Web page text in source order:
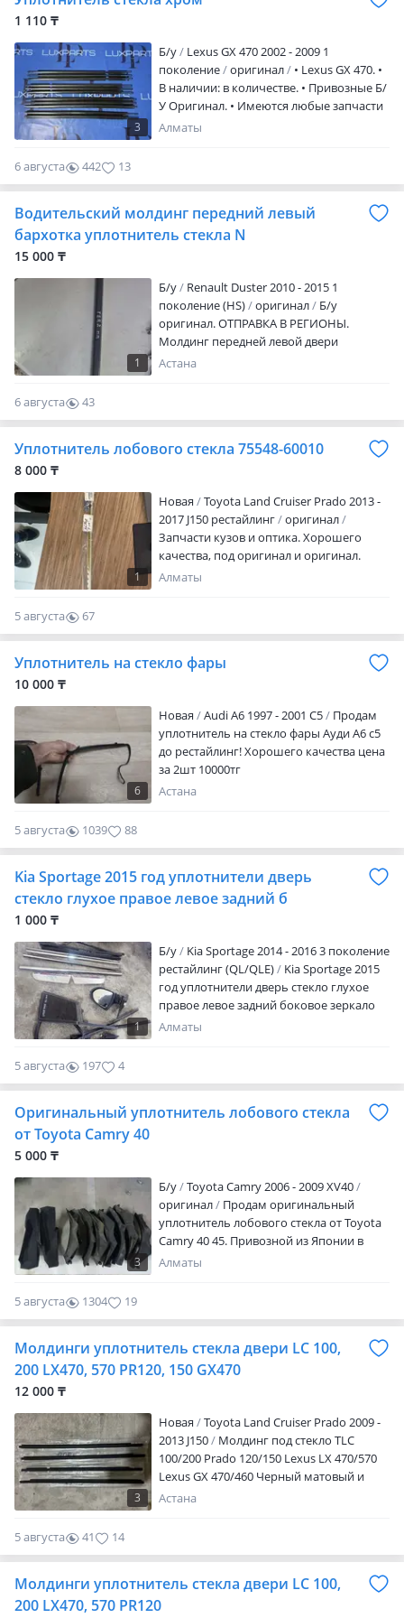
1 110 ₸
3
Б/y
Lexus GX 470 2002 - 2009 1
поколение
оригинал
• Lexus GX 470. •
В наличии: в количестве. • Привозные Б/
У Оригинал. • Имеются любые запчасти
на Lexus GX/Prado120, большой склад
Алматы
6 августа 442 13
Водительский молдинг передний левый
бархотка уплотнитель стекла N
15 000 ₸
1
Б/y
Renault Duster 2010 - 2015 1
поколение (HS)
оригинал
Б/у
оригинал. ОТПРАВКА В РЕГИОНЫ.
Молдинг передней левой двери
Астана
6 августа
43
0
Уплотнитель лобового стекла 75548-60010
8 000 ₸
1
Новая
Toyota Land Cruiser Prado 2013 -
2017 J150 рестайлинг
оригинал
Запчасти кузов и оптика. Хорошего
качества, под оригинал и оригинал.
Отлично встает по зазорам. Тойота
Алматы
5 августа
67
0
Уплотнитель на стекло фары
10 000 ₸
6
Новая Audi A6 1997 - 2001 C5
Продам
уплотнитель на стекло фары Ауди А6 с5
до рестайлинг! Хорошего качества цена
за 2шт 10000тг
Астана
5 августа 1039 88
Kia Sportage 2015 год уплотнители дверь
стекло глухое правое левое задний б
1 000 ₸
1
Б/y
Kia Sportage 2014 - 2016 3 поколение
рестайлинг (QL/QLE)
Kia Sportage 2015
год уплотнители дверь стекло глухое
правое левое задний боковое зеркало
правый
Алматы
5 августа 197 4
Оригинальный уплотнитель лобового стекла
от Toyota Camry 40
5 000 ₸
3
Б/y
Toyota Camry 2006 - 2009 XV40
оригинал
Продам оригинальный
уплотнитель лобового стекла от Toyota
Camry 40 45. Привозной из Японии в
отличном состоянии. Цена указана за
такси полностью оплачивается
покупателем.
Алматы
5 августа 1304 19
Молдинги уплотнитель стекла двери LC 100,
200 LX470, 570 PR120, 150 GX470
12 000 ₸
3
Новая
Toyota Land Cruiser Prado 2009 -
2013 J150
Молдинг под стекло TLC
100/200 Prado 120/150 Lexus LX 470/570
Lexus GX 470/460 Черный матовый и
хром виде Находимся в Алматы
Астана
5 августа 41 14
Молдинги уплотнитель стекла двери LC 100,
200 LX470, 570 PR120